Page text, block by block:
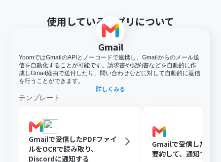
使用しているアプリについて
Gmail
YoomではGmailのAPIとノーコードで連携し、Gmailからのメール送
信を自動化することが可能です。請求書や契約書などを自動的に作
成しGmail経由で送付したり、問い合わせなどに対して自動的に返信
を行うことができます。
詳しくみる
テンプレート
Gmailで受信したPDFファイ
ルをOCRで読み取り、
Discordに通知する
Gmailで受信した内
要約して、通知する